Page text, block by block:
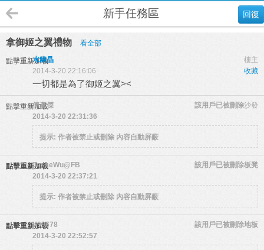
回復
新手任務區
拿御姬之翼禮物 看全部
點擊重新加載 樓主
水幽晶
收藏
2014-3-20 22:16:06
一切都是為了御姬之翼><
點擊重新加載 沙發
傅彥傑
該用戶已被刪除
2014-3-20 22:31:36
提示: 作者被禁止或刪除 內容自動屏蔽
點擊重新加載 板凳
JesseWu@FB
該用戶已被刪除
2014-3-20 22:37:21
提示: 作者被禁止或刪除 內容自動屏蔽
點擊重新加載 地板
V99678
該用戶已被刪除
2014-3-20 22:52:57